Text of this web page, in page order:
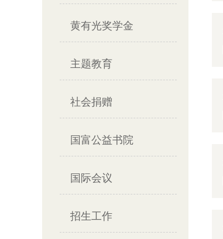
黄有光奖学金
主题教育
社会捐赠
国富公益书院
国际会议
招生工作